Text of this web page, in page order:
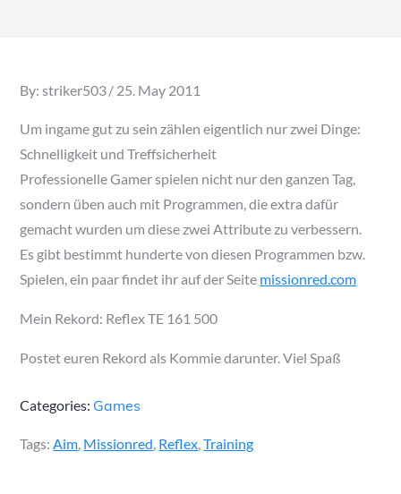
By:striker503 Posted
25. May 2011
Um ingame gut zu sein zählen eigentlich nur zwei Dinge:
Schnelligkeit und Treffsicherheit
Professionelle Gamer spielen nicht nur den ganzen Tag,
sondern üben auch mit Programmen, die extra dafür
gemacht wurden um diese zwei Attribute zu verbessern.
Es gibt bestimmt hunderte von diesen Programmen bzw.
Spielen, ein paar findet ihr auf der Seite missionred.com
Mein Rekord: Reflex TE 161 500
Postet euren Rekord als Kommie darunter. Viel Spaß
Categories: Games
Tags:Aim, Missionred, Reflex,Training